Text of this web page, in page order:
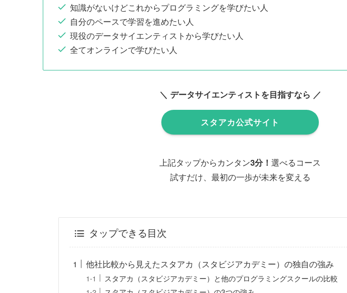
知識がないけどこれからプログラミングを学びたい人
自分のペースで学習を進めたい人
現役のデータサイエンティストから学びたい人
全てオンラインで学びたい人
＼ データサイエンティストを目指すなら ／
スタアカ公式サイト
上記タップからカンタン3分！ 選べるコース
試すだけ、最初の一歩が未来を変える
タップできる目次
他社比較から見えたスタアカ（スタビジアカデミー）の独自の強み
スタアカ（スタビジアカデミー）と他のプログラミングスクールの比較